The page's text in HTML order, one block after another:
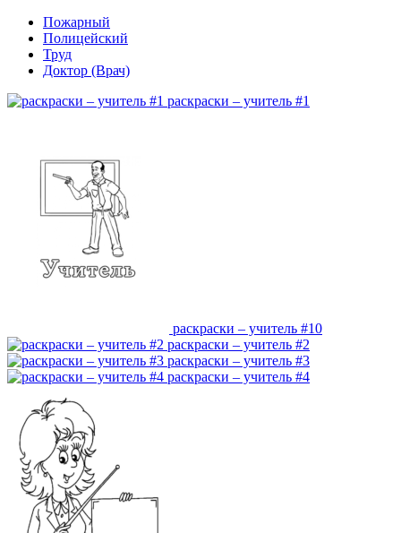
Пожарный
Полицейский
Труд
Доктор (Врач)
раскраски – учитель #1
раскраски – учитель #10
раскраски – учитель #2
раскраски – учитель #3
раскраски – учитель #4